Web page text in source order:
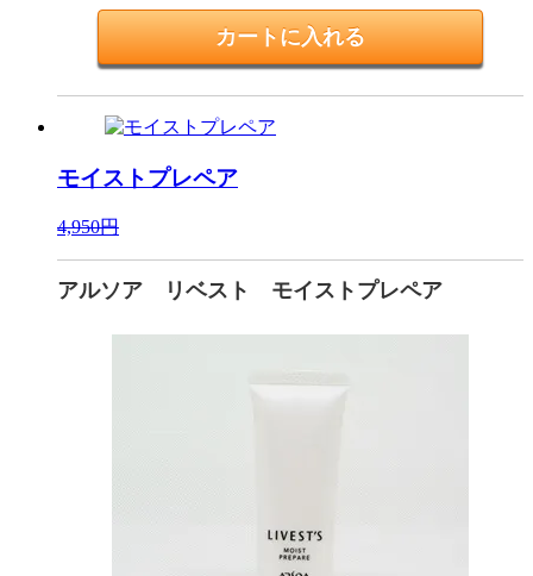
モイストプレペア
4,950円
アルソア リベスト モイストプレペア